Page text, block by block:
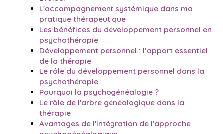
L'accompagnement systémique dans ma
pratique thérapeutique
Les bénéfices du développement personnel en
psychothérapie
Développement personnel : l’apport essentiel
de la thérapie
Le rôle du développement personnel dans la
psychothérapie
Pourquoi la psychogénéalogie ?
Le rôle de l'arbre généalogique dans la
thérapie
Avantages de l'intégration de l'approche